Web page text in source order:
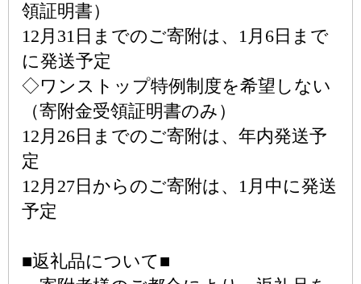
領証明書）
12月31日までのご寄附は、1月6日まで
に発送予定
◇ワンストップ特例制度を希望しない
（寄附金受領証明書のみ）
12月26日までのご寄附は、年内発送予
定
12月27日からのご寄附は、1月中に発送
予定
■返礼品について■